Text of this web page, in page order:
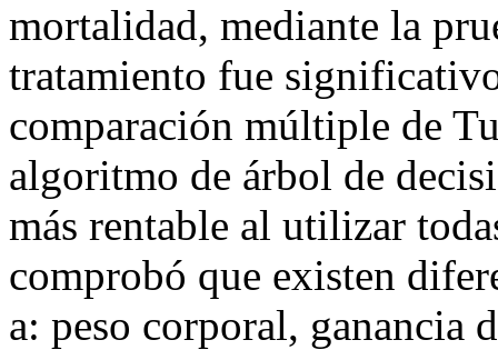
mortalidad, mediante la
tratamiento fue
comparación múltiple de
algoritmo de árbol de
más rentable al utilizar
comprobó que existen
a: peso corporal, ganancia